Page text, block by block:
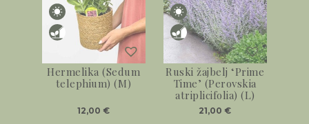
Hermelika (Sedum
telephium) (M)
12,00 €
Ruski žajbelj ‘Prime
Time’ (Perovskia
atriplicifolia) (L)
21,00 €